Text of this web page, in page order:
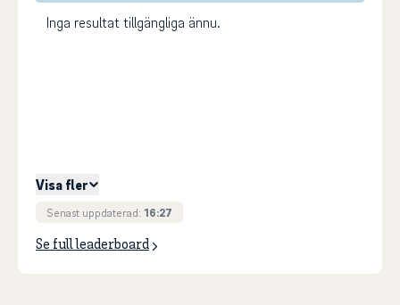
Inga resultat tillgängliga ännu.
Visa fler
Senast uppdaterad: 16:27
Se full leaderboard